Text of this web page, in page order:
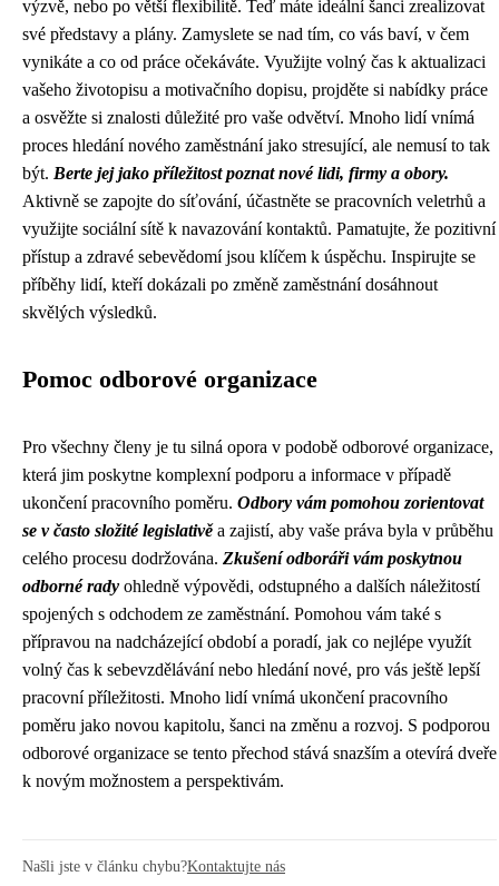
výzvě, nebo po větší flexibilitě. Teď máte ideální šanci zrealizovat
své představy a plány. Zamyslete se nad tím, co vás baví, v čem
vynikáte a co od práce očekáváte. Využijte volný čas k aktualizaci
vašeho životopisu a motivačního dopisu, projděte si nabídky práce
a osvěžte si znalosti důležité pro vaše odvětví. Mnoho lidí vnímá
proces hledání nového zaměstnání jako stresující, ale nemusí to tak
být. Berte jej jako příležitost poznat nové lidi, firmy a obory.
Aktivně se zapojte do síťování, účastněte se pracovních veletrhů a
využijte sociální sítě k navazování kontaktů. Pamatujte, že pozitivní
přístup a zdravé sebevědomí jsou klíčem k úspěchu. Inspirujte se
příběhy lidí, kteří dokázali po změně zaměstnání dosáhnout
skvělých výsledků.
Pomoc odborové organizace
Pro všechny členy je tu silná opora v podobě odborové organizace,
která jim poskytne komplexní podporu a informace v případě
ukončení pracovního poměru. Odbory vám pomohou zorientovat
se v často složité legislativěa zajistí, aby vaše práva byla v průběhu
celého procesu dodržována. Zkušení odboráři vám poskytnou
odborné rady ohledně výpovědi, odstupného a dalších náležitostí
spojených s odchodem ze zaměstnání. Pomohou vám také s
přípravou na nadcházející období a poradí, jak co nejlépe využít
volný čas k sebevzdělávání nebo hledání nové, pro vás ještě lepší
pracovní příležitosti. Mnoho lidí vnímá ukončení pracovního
poměru jako novou kapitolu, šanci na změnu a rozvoj. S podporou
odborové organizace se tento přechod stává snazším a otevírá dveře
k novým možnostem a perspektivám.
Našli jste v článku chybu?Kontaktujte nás